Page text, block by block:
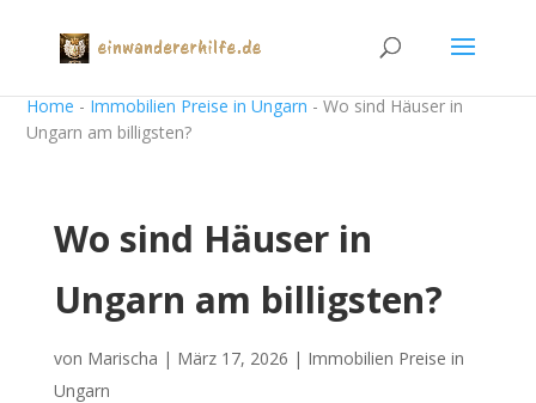
Home - Immobilien Preise in Ungarn -Wo sind Häuser in
Ungarn am billigsten?
Wo sind Häuser in
Ungarn am billigsten?
von Marischa | März 17, 2026 | Immobilien Preise in
Ungarn